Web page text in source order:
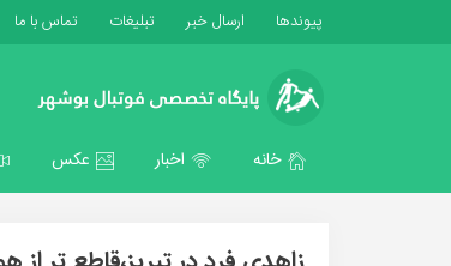
پیوندها ارسال خبر تبلیغات تماس با ما
خانه اخبار عکس